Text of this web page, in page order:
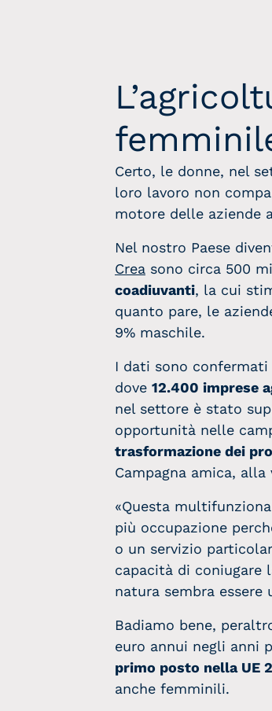
Certo, le donne, nel
loro lavoro non
motore delle aziende
Nel nostro Paese
Crea sono circa 500
coadiuvanti, la cui
quanto pare, le
9% maschile.
I dati sono confermati
dove 12.400 imprese
nel settore è stato
opportunità nelle
trasformazione dei
Campagna amica,
«Questa
più occupazione
o un servizio
capacità di coniugare
natura sembra
Badiamo bene,
euro annui negli anni
primo posto nella UE
anche femminili.